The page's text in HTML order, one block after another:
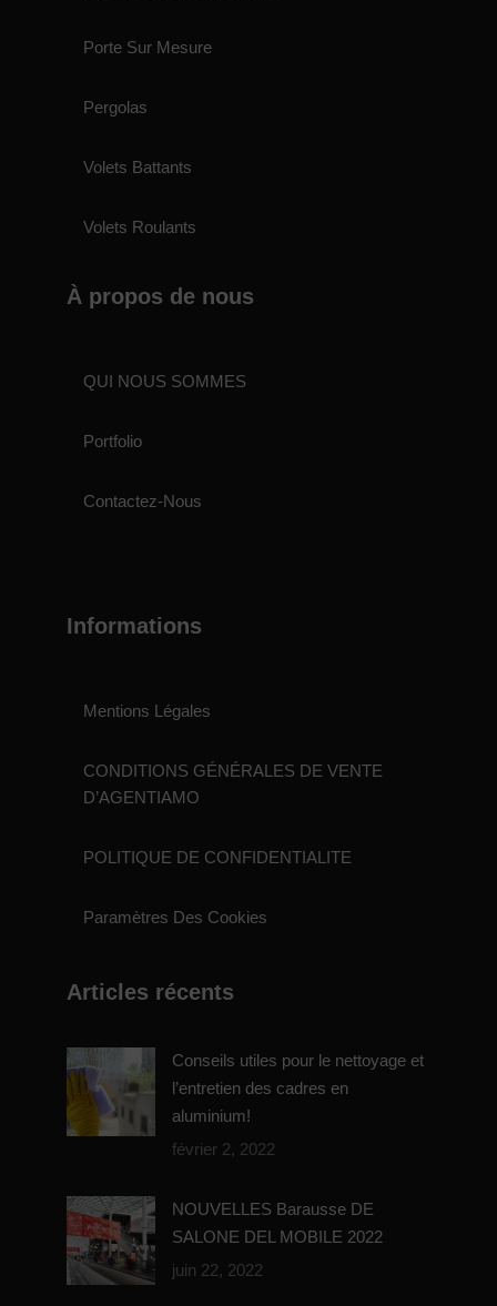
Porte Sur Mesure
Pergolas
Volets Battants
Volets Roulants
À propos de nous
QUI NOUS SOMMES
Portfolio
Contactez-Nous
Informations
Mentions Légales
CONDITIONS GÉNÉRALES DE VENTE
D’AGENTIAMO
POLITIQUE DE CONFIDENTIALITE
Paramètres Des Cookies
Articles récents
Conseils utiles pour le nettoyage et
l’entretien des cadres en
aluminium!
février 2, 2022
NOUVELLES Barausse DE
SALONE DEL MOBILE 2022
juin 22, 2022